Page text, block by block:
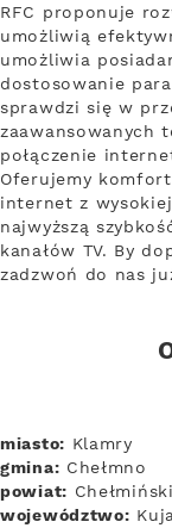
RFC proponuje
umożliwią
umożliwia
dostosowanie
sprawdzi się w
zaawansowanych
połączenie
Oferujemy
internet z
najwyższą
kanałów TV. By
zadzwoń do nas
miasto: Klamry
gmina: Chełmno
powiat: Chełmiński
województwo: